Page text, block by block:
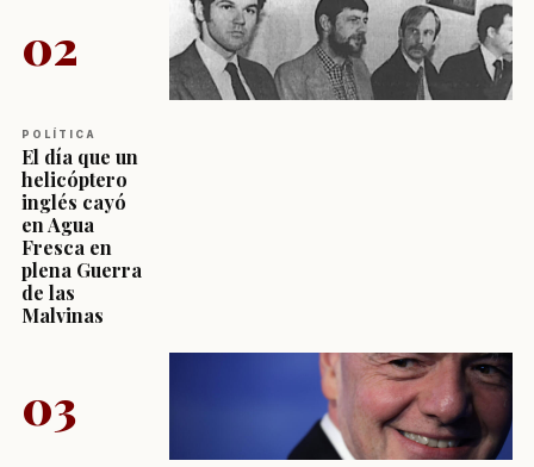
02
POLÍTICA
El día que un
helicóptero
inglés cayó
en Agua
Fresca en
plena Guerra
de las
Malvinas
03